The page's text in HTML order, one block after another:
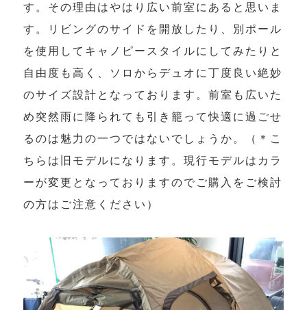
す。その理由はやはり広い前室にあると思いま
す。リビングのサイドを開放したり、別ポール
を使用してキャノピースタイルにしてみたりと
自由度も高く、ソロからデュオに丁度良い絶妙
のサイズ設計となっております。前室も広いた
め突然雨に降られても引き籠って快適に過ごせ
るのは魅力の一つではないでしょうか。（＊こ
ちらは旧モデルになります。現行モデルはカラ
ーが変更となっておりますのでご購入をご検討
の方はご注意ください）